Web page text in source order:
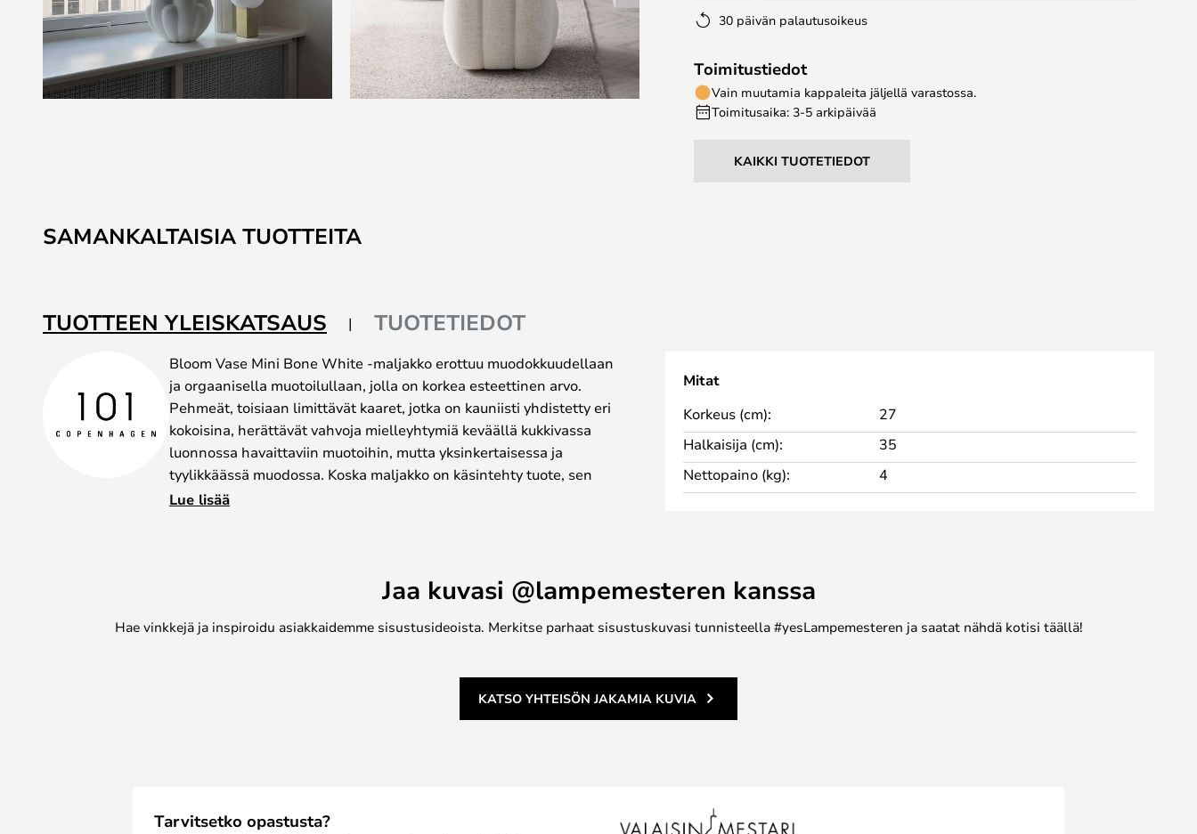
the
30 päivän palautusoikeus
Toimitustiedot
Vain muutamia kappaleita jäljellä varastossa.
Toimitusaika: 3-5 arkipäivää
KAIKKI TUOTETIEDOT
SAMANKALTAISIA TUOTTEITA
TUOTTEEN YLEISKATSAUS TUOTETIEDOT
Bloom Vase Mini Bone White -maljakko erottuu muodokkuudellaan
ja orgaanisella muotoilullaan, jolla on korkea esteettinen arvo.
Pehmeät, toisiaan limittävät kaaret, jotka on kauniisti yhdistetty eri
kokoisina, herättävät vahvoja mielleyhtymiä keväällä kukkivassa
luonnossa havaittaviin muotoihin, mutta yksinkertaisessa ja
tyylikkäässä muodossa. Koska maljakko on käsintehty tuote, sen
muodossa ja värisävyissä voi esiintyä pieniä eroja. Tämä tekee
Bloom-maljakkoa voi käyttää sekä kukkamaljakkona että muiden
koriste-esineiden korostamiseen tai itsenäisenä koristeena.
Maljakko on osa 101 Copenhagenin koko sarjaa. Bloom-sarjaan
Lue lisää
Mitat
Korkeus (cm):
27
Halkaisija (cm):
35
Nettopaino (kg):
4
Jaa kuvasi @lampemesteren kanssa
Hae vinkkejä ja inspiroidu asiakkaidemme sisustusideoista. Merkitse parhaat sisustuskuvasi tunnisteella #yesLampemesteren ja saatat nähdä kotisi täällä!
KATSO YHTEISÖN JAKAMIA KUVIA
Tarvitsetko opastusta?